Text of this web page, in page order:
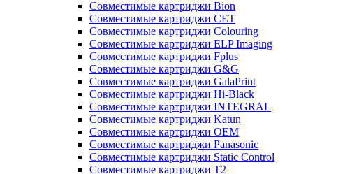
Совместимые картриджи Bion
Совместимые картриджи CET
Совместимые картриджи Colouring
Совместимые картриджи ELP Imaging
Совместимые картриджи Fplus
Совместимые картриджи G&G
Совместимые картриджи GalaPrint
Совместимые картриджи Hi-Black
Совместимые картриджи INTEGRAL
Совместимые картриджи Katun
Совместимые картриджи OEM
Совместимые картриджи Panasonic
Совместимые картриджи Static Control
Совместимые картриджи T2